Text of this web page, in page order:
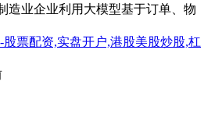
造业企业利用大模型基于订单、物